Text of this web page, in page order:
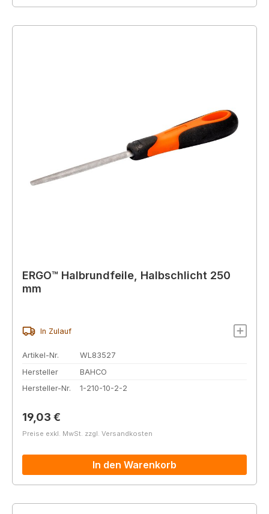
ERGO™ Halbrundfeile, Halbschlicht 250
mm
In Zulauf
Artikel-Nr.
WL83527
Hersteller
BAHCO
Hersteller-Nr.
1-210-10-2-2
Regulärer Preis:
19,03 €
Preise exkl. MwSt. zzgl. Versandkosten
In den Warenkorb